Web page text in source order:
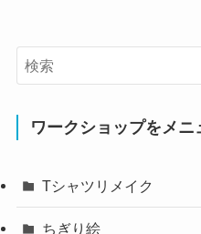
ワークショップをメニ
Tシャツリメイク
ちぎり絵